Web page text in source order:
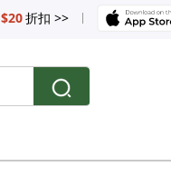
$20折扣 >>